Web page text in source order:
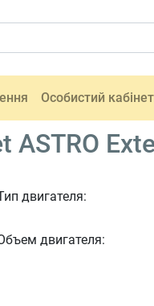
Особистий кабінет
двигателя:
двигателя: